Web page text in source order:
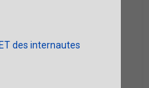
des internautes